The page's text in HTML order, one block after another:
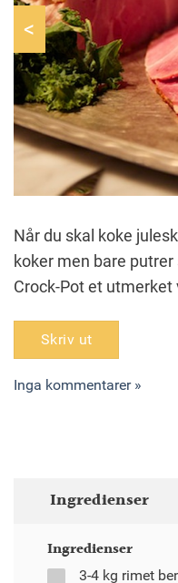
<
Når du skal koke
koker men bare
Crock-Pot et utmerket
Skriv ut
Inga kommentarer »
Ingredienser
Ingredienser
3-4 kg rimet